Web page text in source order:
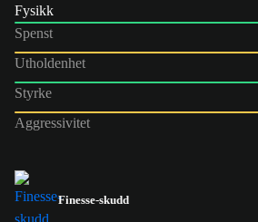
Fysikk
Spenst
Utholdenhet
Styrke
Aggressivitet
Finesse-skudd